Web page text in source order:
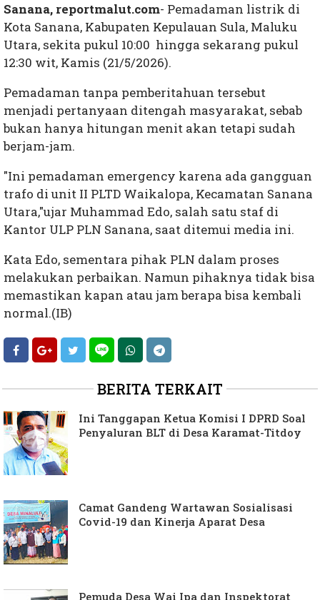
Sanana, reportmalut.com- Pemadaman listrik di
Kota Sanana, Kabupaten Kepulauan Sula, Maluku
Utara, sekita pukul 10:00 hingga sekarang pukul
12:30 wit, Kamis (21/5/2026).
Pemadaman tanpa pemberitahuan tersebut
menjadi pertanyaan ditengah masyarakat, sebab
bukan hanya hitungan menit akan tetapi sudah
berjam-jam.
"Ini pemadaman emergency karena ada gangguan
trafo di unit II PLTD Waikalopa, Kecamatan Sanana
Utara,"ujar Muhammad Edo, salah satu staf di
Kantor ULP PLN Sanana, saat ditemui media ini.
Kata Edo, sementara pihak PLN dalam proses
melakukan perbaikan. Namun pihaknya tidak bisa
memastikan kapan atau jam berapa bisa kembali
normal.(IB)
BERITA TERKAIT
Ini Tanggapan Ketua Komisi I DPRD Soal
Penyaluran BLT di Desa Karamat-Titdoy
Camat Gandeng Wartawan Sosialisasi
Covid-19 dan Kinerja Aparat Desa
Pemuda Desa Wai Ipa dan Inspektorat